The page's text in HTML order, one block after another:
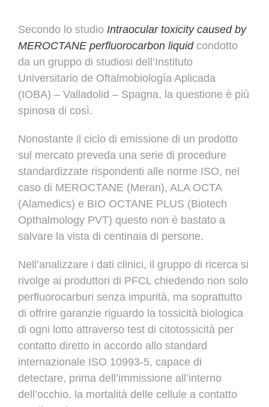
Secondo lo studio Intraocular toxicity caused by
MEROCTANE perfluorocarbon liquidcondotto
da un gruppo di studiosi dell’Instituto
Universitario de Oftalmobiología Aplicada
(IOBA) – Valladolid – Spagna, la questione è più
spinosa di così.
Nonostante il ciclo di emissione di un prodotto
sul mercato preveda una serie di procedure
standardizzate rispondenti alle norme ISO, nel
caso di MEROCTANE (Meran), ALA OCTA
(Alamedics) e BIO OCTANE PLUS (Biotech
Opthalmology PVT) questo non è bastato a
salvare la vista di centinaia di persone.
Nell’analizzare i dati clinici, il gruppo di ricerca si
rivolge ai produttori di PFCL chiedendo non solo
perfluorocarburi senza impurità, ma soprattutto
di offrire garanzie riguardo la tossicità biologica
di ogni lotto attraverso test di citotossicità per
contatto diretto in accordo allo standard
internazionale ISO 10993-5, capace di
detectare, prima dell’immissione all’interno
dell’occhio, la mortalità delle cellule a contatto